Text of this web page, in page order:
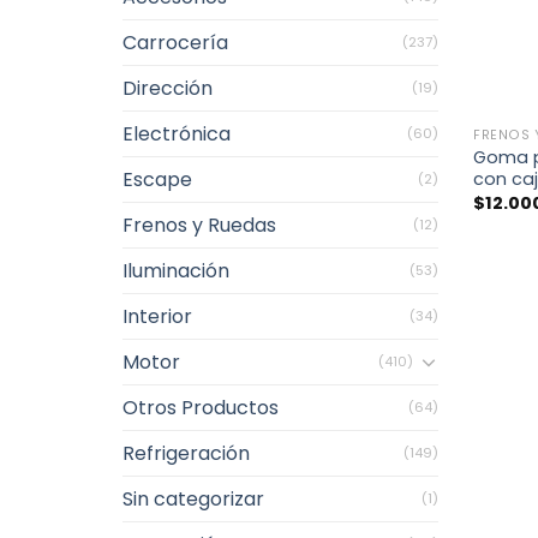
Carrocería (237)
Dirección (19)
Electrónica (60)
Escape (2)
Frenos y Ruedas (12)
Iluminación (53)
Interior (34)
Motor (410)
Otros Productos (64)
Refrigeración (149)
Sin categorizar (1)
FRENOS
Goma
con
$